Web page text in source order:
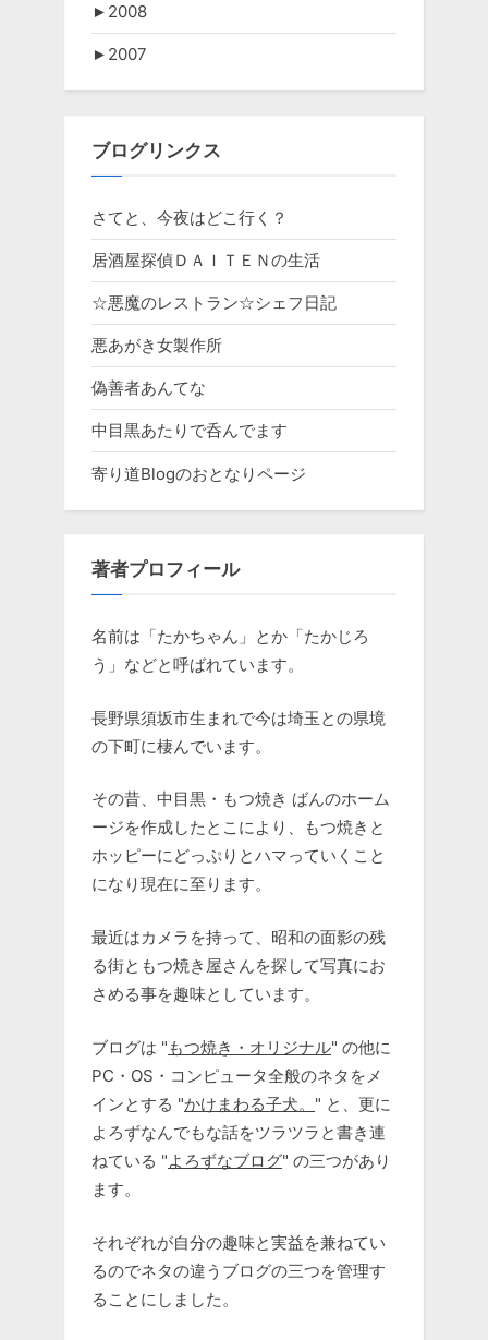
► 2008
► 2007
ブログリンクス
さてと、今夜はどこ行く？
居酒屋探偵ＤＡＩＴＥＮの生活
☆悪魔のレストラン☆シェフ日記
悪あがき女製作所
偽善者あんてな
中目黒あたりで呑んでます
寄り道Blogのおとなりページ
著者プロフィール
名前は「たかちゃん」とか「たかじろ
う」などと呼ばれています。
長野県須坂市生まれで今は埼玉との県境
の下町に棲んでいます。
その昔、中目黒・もつ焼き ばんのホーム
ージを作成したとこにより、もつ焼きと
ホッピーにどっぷりとハマっていくこと
になり現在に至ります。
最近はカメラを持って、昭和の面影の残
る街ともつ焼き屋さんを探して写真にお
さめる事を趣味としています。
ブログは " もつ焼き・オリジナル" の他に
PC・OS・コンピュータ全般のネタをメ
インとする "かけまわる子犬。 " と、更に
よろずなんでもな話をツラツラと書き連
ねている "よろずなブログ" の三つがあり
ます。
それぞれが自分の趣味と実益を兼ねてい
るのでネタの違うブログの三つを管理す
ることにしました。